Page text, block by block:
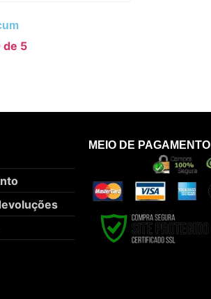
de 5
MEIO DE PAGAMENTO